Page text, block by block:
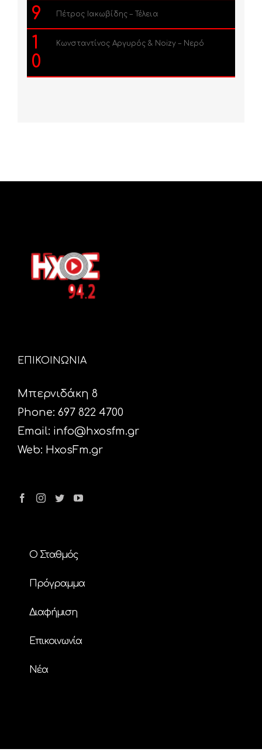
9 Πέτρος Ιακωβίδης – Τέλεια
1
0
Κωνσταντίνος Αργυρός & Noizy – Νερό
ΕΠΙΚΟΙΝΩΝΙΑ
Μπερνιδάκη 8
Phone: 697 822 4700
Email: info@hxosfm.gr
Web: HxosFm.gr
Ο Σταθμός
Πρόγραμμα
Διαφήμιση
Επικοινωνία
Nέα